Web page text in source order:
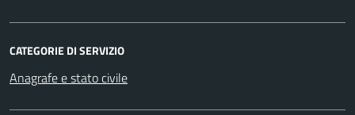
CATEGORIE DI SERVIZIO
Anagrafe e stato civile